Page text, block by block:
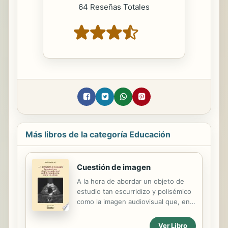
64 Reseñas Totales
Más libros de la categoría Educación
Cuestión de imagen
A la hora de abordar un objeto de
estudio tan escurridizo y polisémico
como la imagen audiovisual que, en
más diversas y dispares
Ver Libro